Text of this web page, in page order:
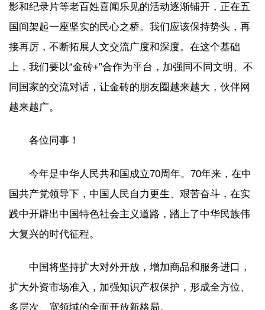
影和纪录片等老百姓喜闻乐见的活动逐渐铺开，正在五
国间架起一座坚实的民心之桥。我们应该保持势头，再
接再厉，不断拓展人文交流广度和深度。在这个基础
上，我们要以“金砖+”合作为平台，加强同不同文明、不
同国家的交流对话，让金砖的朋友圈越来越大，伙伴网
越来越广。
各位同事！
今年是中华人民共和国成立70周年。70年来，在中
国共产党领导下，中国人民自力更生、艰苦奋斗，在实
践中开辟出中国特色社会主义道路，踏上了中华民族伟
大复兴的时代征程。
中国将坚持扩大对外开放，增加商品和服务进口，
扩大外资市场准入，加强知识产权保护，形成全方位、
多层次、宽领域的全面开放新格局。